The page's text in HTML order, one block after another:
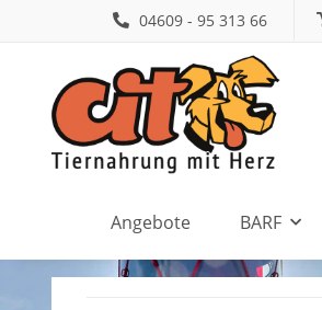
04609 - 95 313 66
Angebote BARF